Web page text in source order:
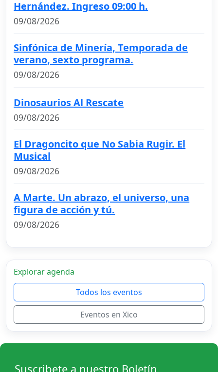
Hernández. Ingreso 09:00 h.
09/08/2026
Sinfónica de Minería, Temporada de
verano, sexto programa.
09/08/2026
Dinosaurios Al Rescate
09/08/2026
El Dragoncito que No Sabia Rugir. El
Musical
09/08/2026
A Marte. Un abrazo, el universo, una
figura de acción y tú.
09/08/2026
Explorar agenda
Todos los eventos
Eventos en Xico
Suscribete a nuestro Boletín